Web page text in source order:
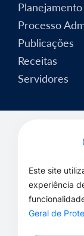
Planejamento
Processo
Publicações
Receitas
Servidores
Este site
experiência
Geral de